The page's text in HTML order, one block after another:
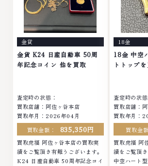
て、高額査定を実現しておりま
す。 古くて使わなくなってしま
ったアクセサリー、動かなくなっ
てしまった腕時計、多くのお品物
の高価買取りを実現しており、他
店ではお値段の付かなかったお品
物でも、一点一点丁寧に無料で査
無休
持って、高
ます。 古く
まったアク
ってしまっ
物の高価買
他店ではお
品物でも、
中無休
金貨
金貨 K24 日産自動車 50周
年記念コイン 他を買取
査定時の状態：
買取店舗：阿佐ヶ谷本店
買取年月：2026年04月
買取金額：
835,350円
買取虎福 阿佐ヶ谷本店の買取実
績をご覧頂き有難うございます。
K24 日産自動車 50周年記念コイ
18金
18金 中空
トトップ
査定時の状態
買取店舗：
買取年月：
買取金額
買取虎福 阿
績をご覧頂
中空ハート